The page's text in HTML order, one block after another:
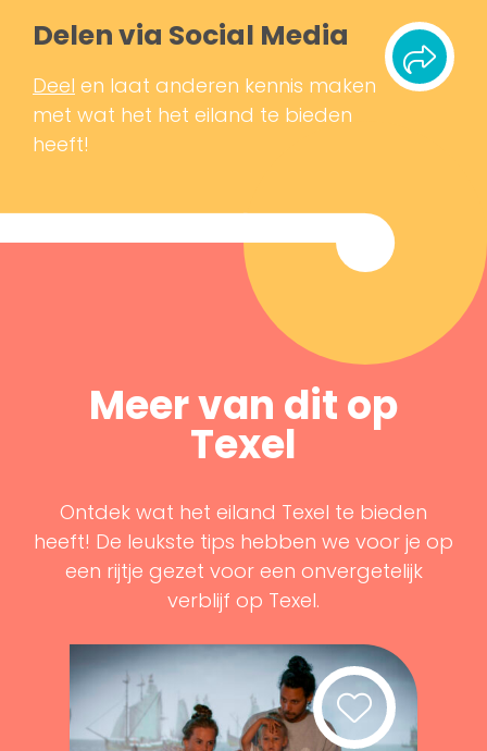
Delen via Social Media
Deel en laat anderen kennis maken
met wat het het eiland te bieden
heeft!
Meer van dit op
Texel
Ontdek wat het eiland Texel te bieden
heeft! De leukste tips hebben we voor je op
een rijtje gezet voor een onvergetelijk
verblijf op Texel.